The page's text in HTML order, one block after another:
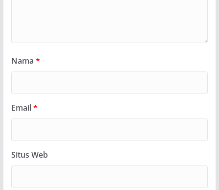
Nama *
Email*
Situs Web